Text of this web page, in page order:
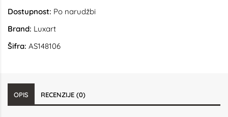
Dostupnost: Po narudžbi
Brand: Luxart
Šifra: AS148106
OPIS RECENZIJE (0)